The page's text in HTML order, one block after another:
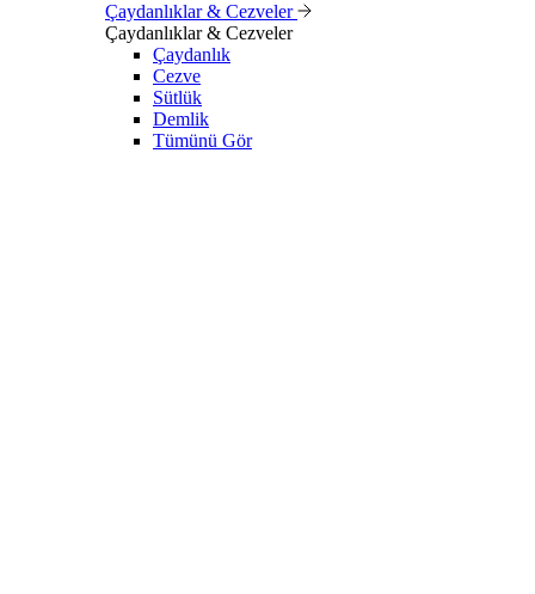
Çaydanlıklar & Cezveler
Çaydanlıklar & Cezveler
Çaydanlık
Cezve
Sütlük
Demlik
Tümünü Gör